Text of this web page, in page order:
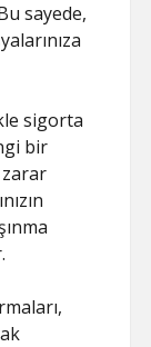
sayede,
sigorta
bir
zarar